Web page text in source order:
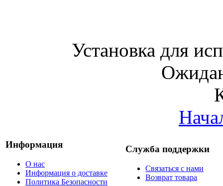
Установка для
Информация
О нас
Информация о доставке
Политика Безопасности
Служба поддержки
Связаться с нами
Возврат товара